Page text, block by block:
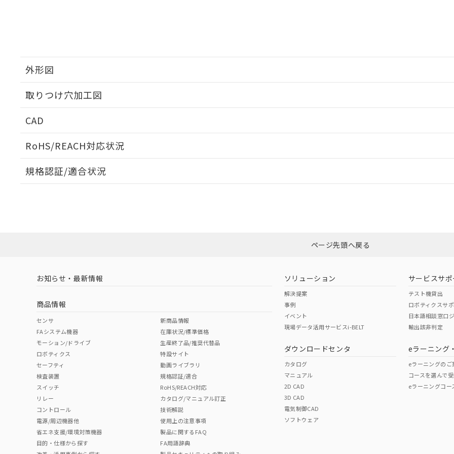
外形図
取りつけ穴加工図
CAD
RoHS/REACH対応状況
EU RoHS 注意事項・凡例
ダウンロードはこちら
中国 RoHS 注意事項・凡例
中国 RoHS表
Pb Hg Cr(VI)
"対応済み"や非含有の記載がされた商品であっても、流通在庫等で未対応品が混在する可能性があります。
非含有品が必要な際は、弊社営業部門もしくは販売店へお問い合わせください。
規格認証/適合状況
（イギリス
（ノルウェー
（日本
（アメリカ
この製品の規格認証/適合
その他の認証はこちらのページからご
ページ先頭へ戻る
お知らせ・最新情報
商品情報
センサ
FAシステム機器
モーション/ドライブ
ロボティクス
セーフティ
検査装置
スイッチ
リレー
コントロール
電源/周辺機器他
省エネ支援/環境対策機器
目的・仕様から探す
新商品情報
在庫状況/標準価格
生産終了品/推奨代替品
特設サイト
動画ライブラリ
規格認証/適合
RoHS/REACH対応
カタログ/マニュアル訂正
技術解説
使用上の注意事項
製品に関するFAQ
FA用語辞典
ソリューション
解決提案
事例
イベント
現場データ活用サービスi-BELT
ダウンロードセンタ
カタログ
マニュアル
2D CAD
3D CAD
電気制御CAD
ソフトウェア
サービスサポ
テスト機貸出
ロボティクスサ
日本語相談窓口
輸出該非判定
eラーニング
eラーニングのご
コースを選んで
eラーニングコー